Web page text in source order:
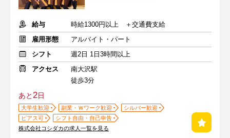
給与
時給1300円以上 ＋交通費支給
雇用形態
アルバイト・パート
シフト
週2日 1日3時間以上
アクセス
南大沢駅
徒歩3分
あと2日
大学生歓迎 副業・Ｗワーク歓迎
シルバー歓迎
ピアス可
シフト自由・自己申告
株式会社コシダカの求人一覧を見る